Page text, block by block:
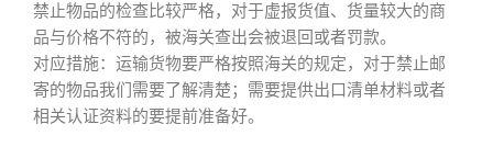
禁止物品的检查比较严格，对于虚报货值、货量较大的商
品与价格不符的，被海关查出会被退回或者罚款。
对应措施：运输货物要严格按照海关的规定，对于禁止邮
寄的物品我们需要了解清楚；需要提供出口清单材料或者
相关认证资料的要提前准备好。